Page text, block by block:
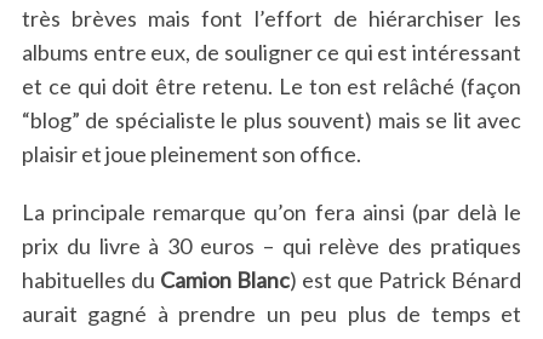
très brèves mais font l’effort de hiérarchiser les
albums entre eux, de souligner ce qui est intéressant
et ce qui doit être retenu. Le ton est relâché (façon
“blog” de spécialiste le plus souvent) mais se lit avec
plaisir et joue pleinement son office.
La principale remarque qu’on fera ainsi (par delà le
prix du livre à 30 euros – qui relève des pratiques
habituelles du Camion Blanc) est que Patrick Bénard
aurait gagné à prendre un peu plus de temps et